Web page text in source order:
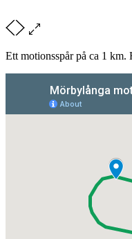
Ett motionsspår på ca 1 km.